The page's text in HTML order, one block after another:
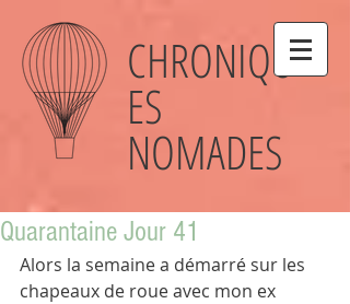
CHRONIQU
ES
NOMADES
Quarantaine Jour 41
Alors la semaine a démarré sur les
chapeaux de roue avec mon ex